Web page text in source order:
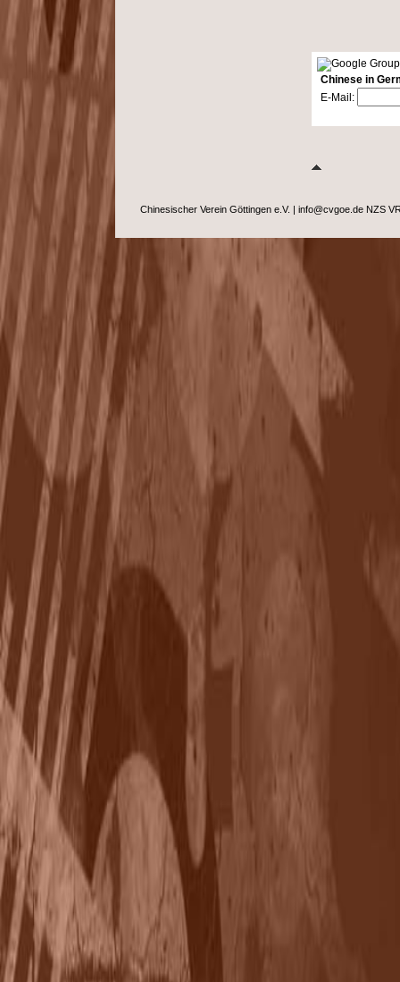
Chinese in
E-Mail:
Chinesischer Verein Göttingen e.V. | info@cvgoe.de NZS